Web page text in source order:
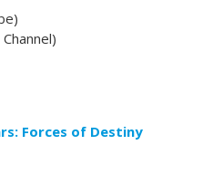
Forces of Destiny